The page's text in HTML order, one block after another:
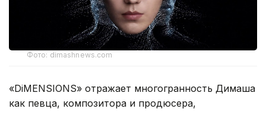
Фото: dimashnews.com
«DiMENSIONS» отражает многогранность Димаша
как певца, композитора и продюсера,